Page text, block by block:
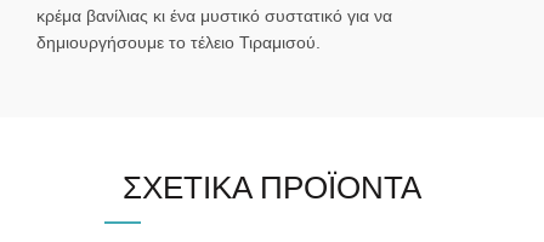
κρέμα βανίλιας κι ένα μυστικό συστατικό για να
δημιουργήσουμε το τέλειο Τιραμισού.
ΣΧΕΤΙΚΆ ΠΡΟΪΌΝΤΑ